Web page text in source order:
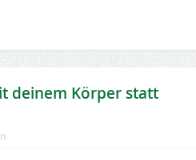
deinem Körper statt